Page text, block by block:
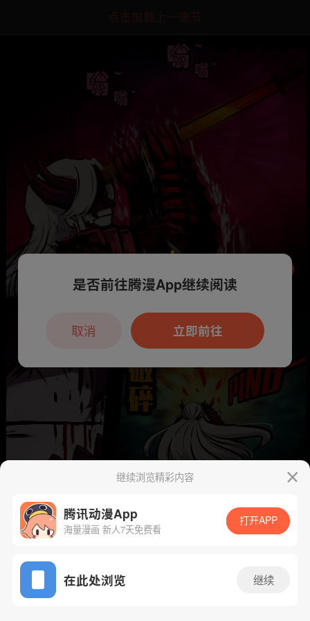
点击加载上一章节
App免费看
下一话 腾漫App免费看
继续浏览精彩内容
腾讯动漫App
海量漫画 新人7天免费看
打开APP
在此处浏览 继续
本章节仅支持App阅读，可打开App新用
户7天免费看
是否前往腾漫App继续阅读
立即前往
取消